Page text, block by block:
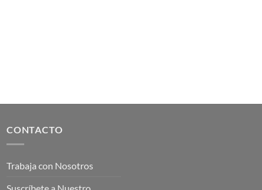
CONTACTO
Trabaja con Nosotros